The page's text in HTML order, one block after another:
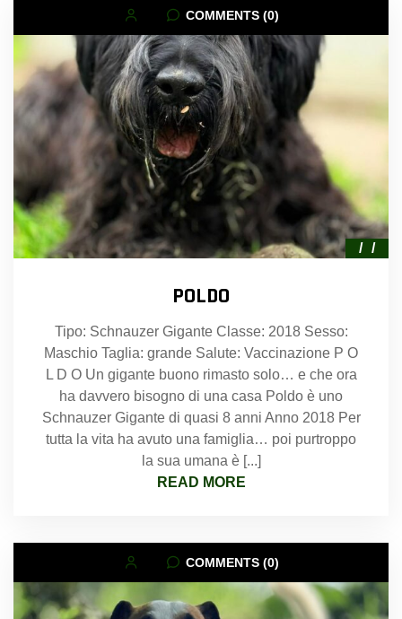
COMMENTS (0)
POLDO
Tipo: Schnauzer Gigante Classe: 2018 Sesso:
Maschio Taglia: grande Salute: Vaccinazione P O
L D O Un gigante buono rimasto solo… e che ora
ha davvero bisogno di una casa Poldo è uno
Schnauzer Gigante di quasi 8 anni Anno 2018 Per
tutta la vita ha avuto una famiglia… poi purtroppo
la sua umana è [...]
READ MORE
COMMENTS (0)